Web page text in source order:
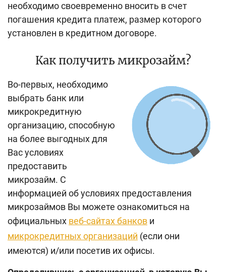
необходимо своевременно вносить в счет
погашения кредита платеж, размер которого
установлен в кредитном договоре.
Как получить микрозайм?
Во-первых, необходимо
выбрать банк или
микрокредитную
организацию, способную
на более выгодных для
Вас условиях
предоставить
микрозайм. С
информацией об условиях предоставления
микрозаймов Вы можете ознакомиться на
официальных веб-сайтах банков и
микрокредитных организаций (если они
имеются) и/или посетив их офисы.